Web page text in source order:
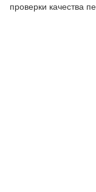
проверки качества